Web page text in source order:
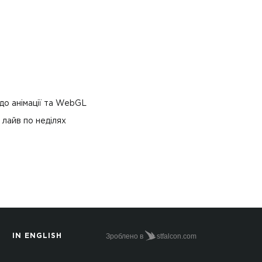
анімації та WebGL
лайв по неділях
IN ENGLISH Зроблено в stfalcon.com